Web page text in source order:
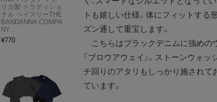
トも嬉しい仕様。体にフィットする
ズン通して重宝します。
こちらはブラックデニムに強めの
「ブロウアウェイ」。ストーンウォ
チ回りのアタリもしっかり施されて
ています。
リカ製 トラディショ
ナル ペイズリーTHE
BANDANNA COMPA
NY
¥770